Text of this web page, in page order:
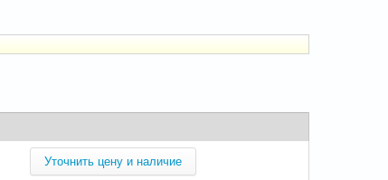
Уточнить цену и наличие